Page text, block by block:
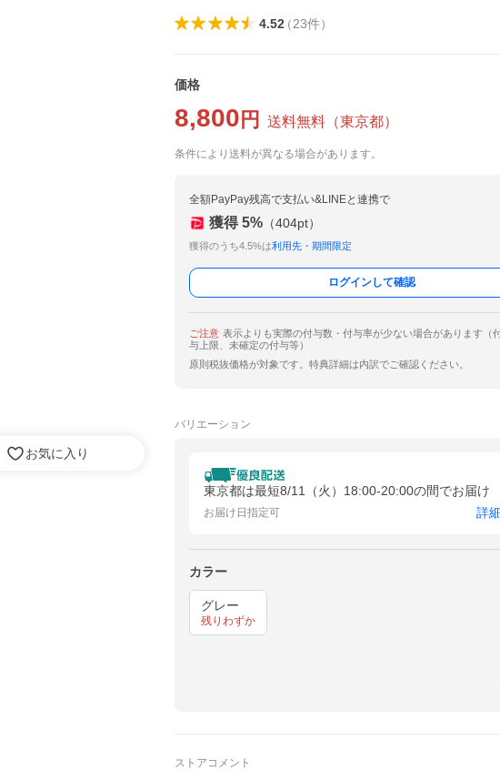
お気に入り
4.52（23件）
価格
8,800 円 送料無料 （東京都）
条件により送料が異なる場合があります。
全額PayPay残高で支払い&LINEと連携で
獲得 5% （404pt）
獲得のうち4.5%は利用先・期間限定
ログインして確認
ご注意 表示よりも実際の付与数・付与率が少ない場合があります（
与上限、未確定の付与等）
原則税抜価格が対象です。特典詳細は内訳でご確認ください。
バリエーション
東京都は最短8/11（火）18:00-20:00の間でお届け
お届け日指定可 詳
カラー
グレー
残りわずか
ストアコメント